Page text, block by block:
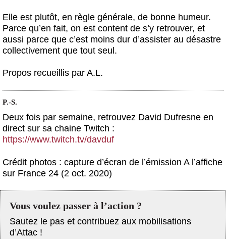
Elle est plutôt, en règle générale, de bonne humeur.
Parce qu’en fait, on est content de s’y retrouver, et
aussi parce que c’est moins dur d’assister au désastre
collectivement que tout seul.
Propos recueillis par A.L.
P.-S.
Deux fois par semaine, retrouvez David Dufresne en
direct sur sa chaine Twitch :
https://www.twitch.tv/davduf
Crédit photos : capture d’écran de l’émission A l’affiche
sur France 24 (2 oct. 2020)
Vous voulez passer à l’action ?
Sautez le pas et contribuez aux mobilisations
d’Attac !